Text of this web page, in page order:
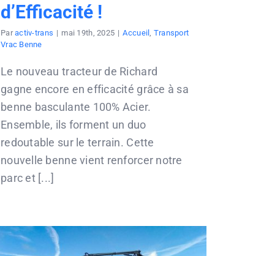
d’Efficacité !
Paractiv-trans | mai 19th, 2025 | Accueil Transport
Vrac Benne
Le nouveau tracteur de Richard
gagne encore en efficacité grâce à sa
benne basculante 100% Acier.
Ensemble, ils forment un duo
redoutable sur le terrain. Cette
nouvelle benne vient renforcer notre
parc et [...]